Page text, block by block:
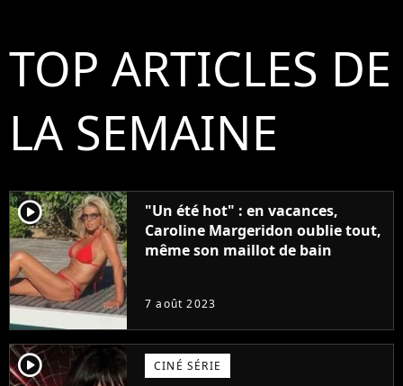
TOP ARTICLES DE
LA SEMAINE
player2
"Un été hot" : en vacances,
Caroline Margeridon oublie tout,
même son maillot de bain
7 août 2023
player2 CINÉ SÉRIE